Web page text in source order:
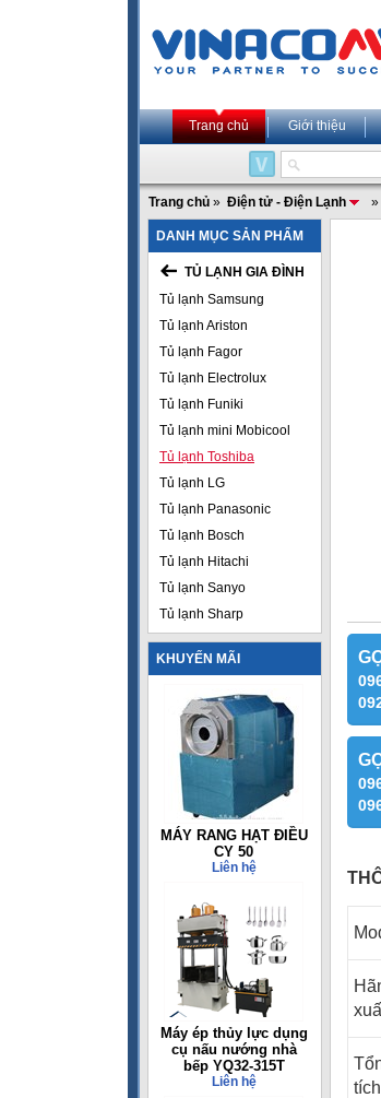
Trang chủ Giới thiệu
Trang chủ » Điện tử - Điện Lạnh »
DANH MỤC SẢN PHẨM
TỦ LẠNH GIA ĐÌNH
Tủ lạnh Samsung
Tủ lạnh Ariston
Tủ lạnh Fagor
Tủ lạnh Electrolux
Tủ lạnh Funiki
Tủ lạnh mini Mobicool
Tủ lạnh Toshiba
Tủ lạnh LG
Tủ lạnh Panasonic
Tủ lạnh Bosch
Tủ lạnh Hitachi
Tủ lạnh Sanyo
Tủ lạnh Sharp
KHUYẾN MÃI
MÁY RANG HẠT ĐIỀU
CY 50
Liên hệ
Máy ép thủy lực dụng
cụ nấu nướng nhà
bếp YQ32-315T
Liên hệ